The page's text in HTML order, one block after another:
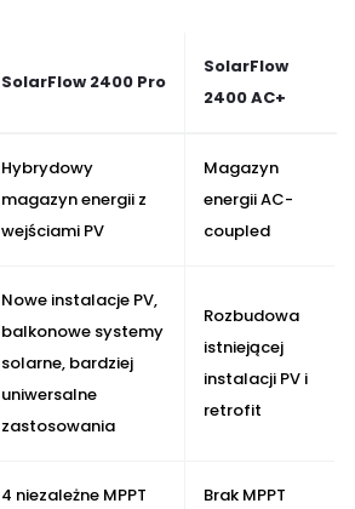
SolarFlow 2400 Pro
SolarFlow
2400 AC+
Hybrydowy
magazyn energii z
wejściami PV
Magazyn
energii AC-
coupled
Nowe instalacje PV,
balkonowe systemy
solarne, bardziej
uniwersalne
zastosowania
Rozbudowa
istniejącej
instalacji PV i
retrofit
4 niezależne MPPT Brak MPPT